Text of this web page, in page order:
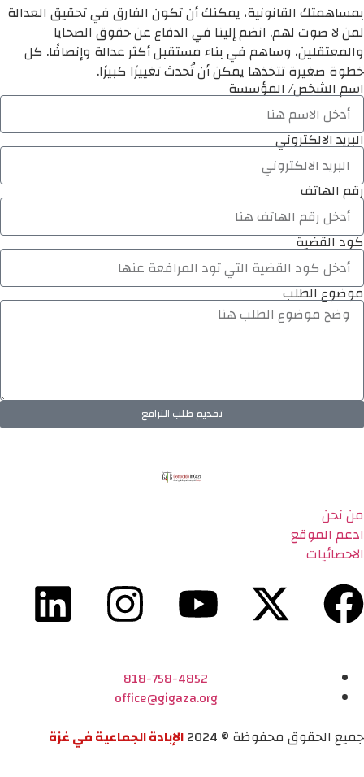
بمساهمتك القانونية، يمكنك أن تكون الفارق في تحقيق العدالة
لمن لا صوت لهم. انضم إلينا في الدفاع عن حقوق الضحايا
والمعتقلين، وساهم في بناء مستقبل أكثر عدالة وإنصافًا. كل
خطوة صغيرة تتخذها يمكن أن تُحدث تغييرًا كبيرًا.
اسم الشخص/ المؤسسة
البريد الالكتروني
رقم الهاتف
كود القضية
موضوع الطلب
تقديم طلب الترافع
من نحن
ادعم الموقع
الاحصائيات
818-758-4852
office@gigaza.org
جميع الحقوق محفوظة © 2024
الإبادة الجماعية في غزة